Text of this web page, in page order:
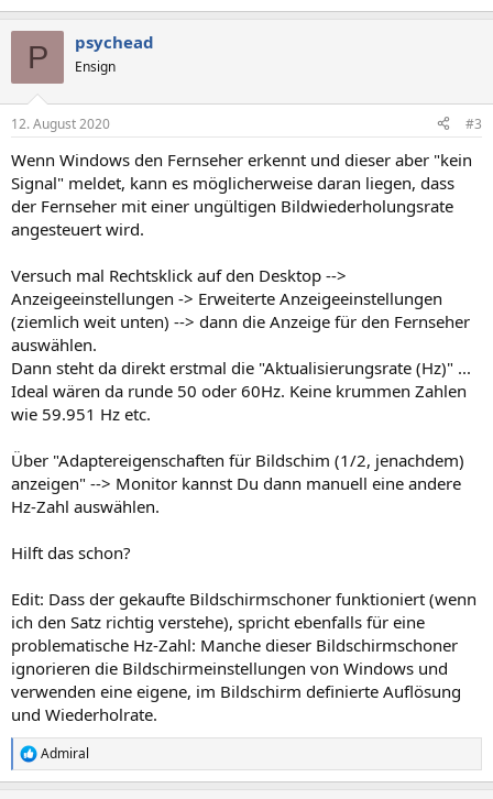
P psychead
Ensign
12. August 2020 #3
Wenn Windows den Fernseher erkennt und dieser aber "kein
Signal" meldet, kann es möglicherweise daran liegen, dass
der Fernseher mit einer ungültigen Bildwiederholungsrate
angesteuert wird.
Versuch mal Rechtsklick auf den Desktop -->
Anzeigeeinstellungen -> Erweiterte Anzeigeeinstellungen
(ziemlich weit unten) --> dann die Anzeige für den Fernseher
auswählen.
Dann steht da direkt erstmal die "Aktualisierungsrate (Hz)" ...
Ideal wären da runde 50 oder 60Hz. Keine krummen Zahlen
wie 59.951 Hz etc.
Über "Adaptereigenschaften für Bildschim (1/2, jenachdem)
anzeigen" --> Monitor kannst Du dann manuell eine andere
Hz-Zahl auswählen.
Hilft das schon?
Edit: Dass der gekaufte Bildschirmschoner funktioniert (wenn
ich den Satz richtig verstehe), spricht ebenfalls für eine
problematische Hz-Zahl: Manche dieser Bildschirmschoner
ignorieren die Bildschirmeinstellungen von Windows und
verwenden eine eigene, im Bildschirm definierte Auflösung
und Wiederholrate.
R
e
Admiral